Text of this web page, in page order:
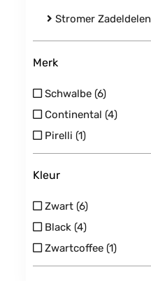
Stromer Zadeldelen
Merk
Schwalbe (6)
Continental (4)
Pirelli (1)
Kleur
Zwart (6)
Black (4)
Zwartcoffee (1)